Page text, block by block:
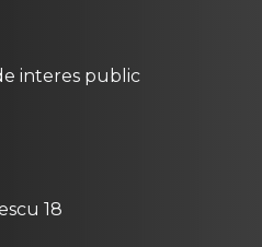
interes public
18